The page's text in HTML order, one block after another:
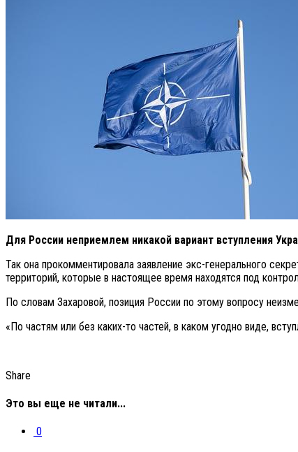
Для России неприемлем никакой вариант вступления
Так она прокомментировала заявление экс-генерального
территорий, которые в настоящее время находятся под
По словам Захаровой, позиция России по этому вопросу
«По частям или без каких-то частей, в каком угодно виде,
Share
Это вы еще не читали...
0